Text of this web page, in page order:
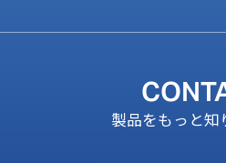
製品をもっと知